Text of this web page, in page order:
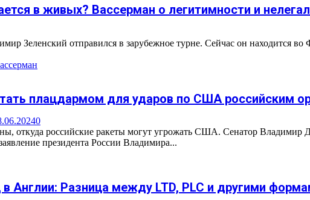
в живых? Вассерман о легитимности и
Зеленский отправился в зарубежное турне. Сейчас он находится
плацдармом для ударов по США российским
0
откуда российские ракеты могут угрожать США. Сенатор Владимир
президента России Владимира...
Англии: Разница между LTD, PLC и другими